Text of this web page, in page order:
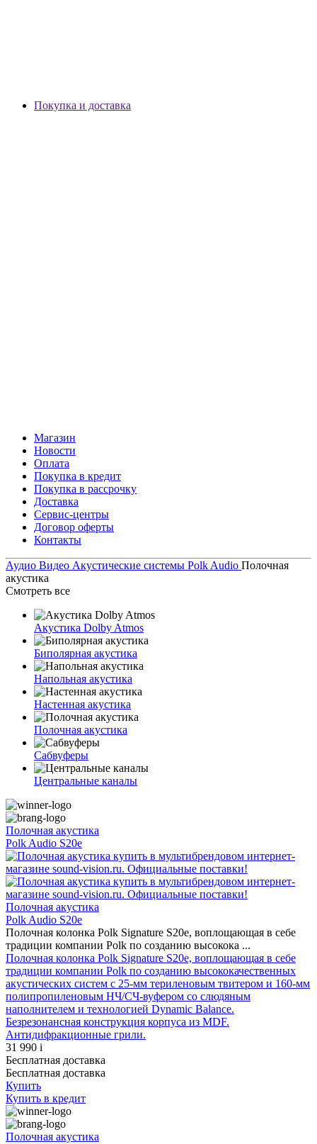
Покупка и доставка
Магазин
Новости
Оплата
Покупка в кредит
Покупка в рассрочку
Доставка
Сервис-центры
Договор оферты
Контакты
Аудио Видео Акустические системы Polk Audio Полочная
акустика
Смотреть все
Акустика Dolby Atmos
Биполярная акустика
Напольная акустика
Настенная акустика
Полочная акустика
Сабвуферы
Центральные каналы
Полочная акустика
Polk Audio S20е
Полочная акустика
Polk Audio S20е
Полочная колонка Polk Signature S20e, воплощающая в себе
традиции компании Polk по созданию высокока ...
Полочная колонка Polk Signature S20e, воплощающая в себе
традиции компании Polk по созданию высококачественных
акустических систем с 25-мм териленовым твитером и 160-мм
полипропиленовым НЧ/СЧ-вуфером со слюдяным
наполнителем и технологией Dynamic Balance.
Безрезонансная конструкция корпуса из MDF.
Антидифракционные грили.
31 990 i
Бесплатная доставка
Бесплатная доставка
Купить
Купить в кредит
Полочная акустика